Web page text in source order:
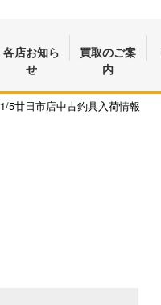
各店お知ら
せ
買取のご案
内
1/5廿日市店中古釣具入荷情報